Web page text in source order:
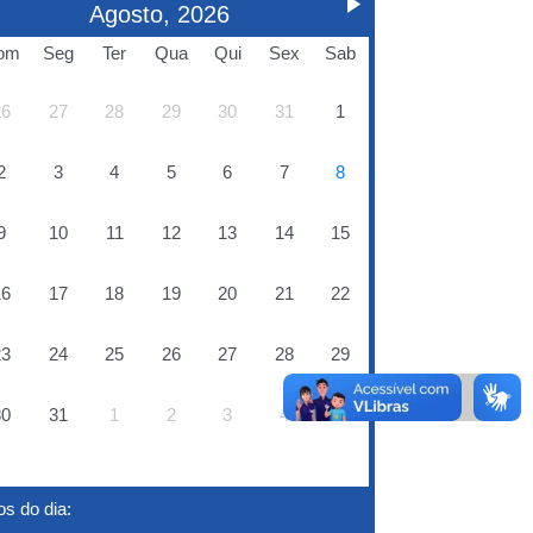
Agosto, 2026
Seg Ter Qua Qui Sex Sab
27 28 29 30 31 1
3 4 5 6 7 8
10 11 12 13 14 15
17 18 19 20 21 22
24 25 26 27 28 29
31 1 2 3 4 5
do dia: